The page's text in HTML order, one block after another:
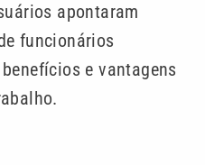
apontaram
funcionários
e vantagens